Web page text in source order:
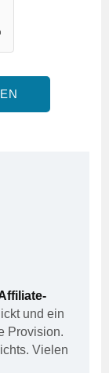
und ein
Provision.
Vielen